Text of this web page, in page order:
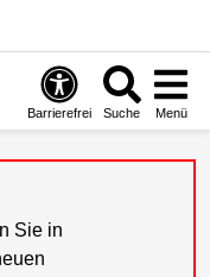
Barrierefrei Suche Menü
Sie in